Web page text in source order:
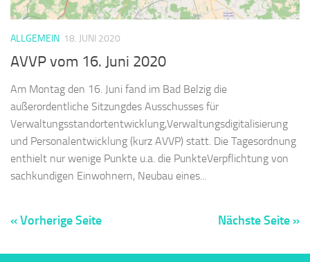
ALLGEMEIN 18. JUNI 2020
AVVP vom 16. Juni 2020
Am Montag den 16. Juni fand im Bad Belzig die
außerordentliche Sitzungdes Ausschusses für
Verwaltungsstandortentwicklung,Verwaltungsdigitalisierung
und Personalentwicklung (kurz AVVP) statt. Die Tagesordnung
enthielt nur wenige Punkte u.a. die PunkteVerpflichtung von
sachkundigen Einwohnern, Neubau eines...
« Vorherige Seite Nächste Seite »